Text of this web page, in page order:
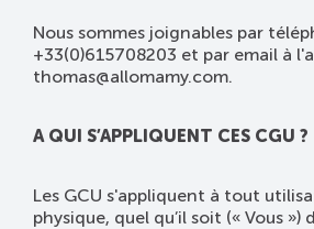
Nous sommes joignables par
+33(0)615708203 et par email à
thomas@allomamy.com.
A QUI S’APPLIQUENT CES CGU ?
Les GCU s'appliquent à tout
physique, quel qu’il soit (« Vous »)